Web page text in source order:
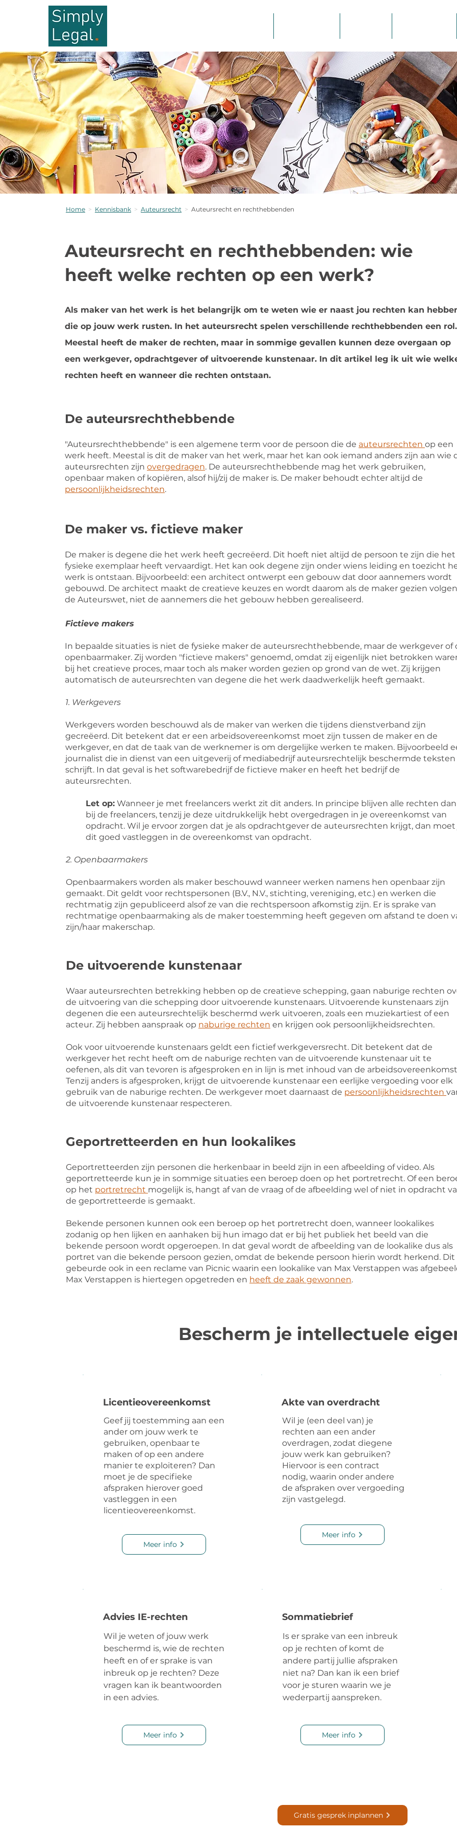
Home > Kennisbank > Auteursrecht > Auteursrecht en rechthebbenden
Auteursrecht en rechthebbenden: wie
heeft welke rechten op een werk?
Als maker van het werk is het belangrijk om te weten wie er naast jou rechten kan
die op jouw werk rusten. In het auteursrecht spelen verschillende rechthebbenden een rol.
Meestal heeft de maker de rechten, maar in sommige gevallen kunnen deze overgaan op
een werkgever, opdrachtgever of uitvoerende kunstenaar. In dit artikel leg ik uit wie
rechten heeft en wanneer die rechten ontstaan.
De auteursrechthebbende
"Auteursrechthebbende" is een algemene term voor de persoon die de auteursrechten op een
werk heeft. Meestal is dit de maker van het werk, maar het kan ook iemand anders zijn aan wie
auteursrechten zijn overgedragen. De auteursrechthebbende mag het werk gebruiken,
openbaar maken of kopiëren, alsof hij/zij de maker is. De maker behoudt echter altijd de
persoonlijkheidsrechten.
De maker vs. fictieve maker
De maker is degene die het werk heeft gecreëerd. Dit hoeft niet altijd de persoon te zijn die het
fysieke exemplaar heeft vervaardigt. Het kan ook degene zijn onder wiens leiding en toezicht
werk is ontstaan. Bijvoorbeeld: een architect ontwerpt een gebouw dat door aannemers wordt
gebouwd. De architect maakt de creatieve keuzes en wordt daarom als de maker gezien
de Auteurswet, niet de aannemers die het gebouw hebben gerealiseerd.
Fictieve makers
In bepaalde situaties is niet de fysieke maker de auteursrechthebbende, maar de werkgever of
openbaarmaker. Zij worden "fictieve makers" genoemd, omdat zij eigenlijk niet betrokken
bij het creatieve proces, maar toch als maker worden gezien op grond van de wet. Zij krijgen
automatisch de auteursrechten van degene die het werk daadwerkelijk heeft gemaakt.
1. Werkgevers
Werkgevers worden beschouwd als de maker van werken die tijdens dienstverband zijn
gecreëerd. Dit betekent dat er een arbeidsovereenkomst moet zijn tussen de maker en de
werkgever, en dat de taak van de werknemer is om dergelijke werken te maken. Bijvoorbeeld
journalist die in dienst van een uitgeverij of mediabedrijf auteursrechtelijk beschermde teksten
schrijft. In dat geval is het softwarebedrijf de fictieve maker en heeft het bedrijf de
auteursrechten.
Let op: Wanneer je met freelancers werkt zit dit anders. In principe blijven alle rechten dan
bij de freelancers, tenzij je deze uitdrukkelijk hebt overgedragen in je overeenkomst van
opdracht. Wil je ervoor zorgen dat je als opdrachtgever de auteursrechten krijgt, dan moet
dit goed vastleggen in de overeenkomst van opdracht.
2. Openbaarmakers
Openbaarmakers worden als maker beschouwd wanneer werken namens hen openbaar zijn
gemaakt. Dit geldt voor rechtspersonen (B.V., N.V., stichting, vereniging, etc.) en werken die
rechtmatig zijn gepubliceerd alsof ze van die rechtspersoon afkomstig zijn. Er is sprake van
rechtmatige openbaarmaking als de maker toestemming heeft gegeven om afstand te doen
zijn/haar makerschap.
De uitvoerende kunstenaar
Waar auteursrechten betrekking hebben op de creatieve schepping, gaan naburige rechten
de uitvoering van die schepping door uitvoerende kunstenaars. Uitvoerende kunstenaars zijn
degenen die een auteursrechtelijk beschermd werk uitvoeren, zoals een muziekartiest of een
acteur. Zij hebben aanspraak op naburige rechten en krijgen ook persoonlijkheidsrechten.
Ook voor uitvoerende kunstenaars geldt een fictief werkgeversrecht. Dit betekent dat de
werkgever het recht heeft om de naburige rechten van de uitvoerende kunstenaar uit te
oefenen, als dit van tevoren is afgesproken en in lijn is met inhoud van de
Tenzij anders is afgesproken, krijgt de uitvoerende kunstenaar een eerlijke vergoeding voor elk
gebruik van de naburige rechten. De werkgever moet daarnaast de persoonlijkheidsrechten
de uitvoerende kunstenaar respecteren.
Geportretteerden en hun lookalikes
Geportretteerden zijn personen die herkenbaar in beeld zijn in een afbeelding of video. Als
geportretteerde kun je in sommige situaties een beroep doen op het portretrecht. Of een
op het portretrecht mogelijk is, hangt af van de vraag of de afbeelding wel of niet in opdracht
de geportretteerde is gemaakt.
Bekende personen kunnen ook een beroep op het portretrecht doen, wanneer lookalikes
zodanig op hen lijken en aanhaken bij hun imago dat er bij het publiek het beeld van die
bekende persoon wordt opgeroepen. In dat geval wordt de afbeelding van de lookalike dus als
portret van die bekende persoon gezien, omdat de bekende persoon hierin wordt herkend. Dit
gebeurde ook in een reclame van Picnic waarin een lookalike van Max Verstappen was
Max Verstappen is hiertegen opgetreden en heeft de zaak gewonnen.
Bescherm je intellectuele
Licentieovereenkomst
Geef jij toestemming aan een
ander om jouw werk te
gebruiken, openbaar te
maken of op een andere
manier te exploiteren? Dan
moet je de specifieke
afspraken hierover goed
vastleggen in een
licentieovereenkomst.
Meer info
Akte van overdracht
Wil je (een deel van) je
rechten aan een ander
overdragen, zodat diegene
jouw werk kan gebruiken?
Hiervoor is een contract
nodig, waarin onder andere
de afspraken over vergoeding
zijn vastgelegd.
Meer info
Advies IE-rechten
Wil je weten of jouw werk
beschermd is, wie de rechten
heeft en of er sprake is van
inbreuk op je rechten? Deze
vragen kan ik beantwoorden
in een advies.
Meer info
Sommatiebrief
Is er sprake van een inbreuk
op je rechten of komt de
andere partij jullie afspraken
niet na? Dan kan ik een brief
voor je sturen waarin we je
wederpartij aanspreken.
Meer info
Gratis gesprek inplannen